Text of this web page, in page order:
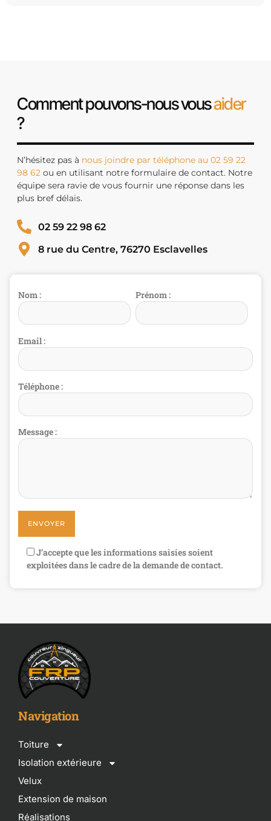
Comment pouvons-nous vousaider
?
N’hésitez pas à nous joindre par téléphone au 02 59 22
98 62 ou en utilisant notre formulaire de contact. Notre
équipe sera ravie de vous fournir une réponse dans les
plus bref délais.
02 59 22 98 62
8 rue du Centre, 76270 Esclavelles
Nom : Prénom :
Email :
Téléphone :
Message :
J’accepte que les informations saisies soient
exploitées dans le cadre de la demande de contact.
Navigation
Toiture
Isolation extérieure
Velux
Extension de maison
Réalisations